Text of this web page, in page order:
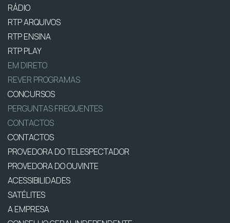
RÁDIO
RTP ARQUIVOS
RTP ENSINA
RTP PLAY
EM DIRETO
REVER PROGRAMAS
CONCURSOS
PERGUNTAS FREQUENTES
CONTACTOS
CONTACTOS
PROVEDORA DO TELESPECTADOR
PROVEDORA DO OUVINTE
ACESSIBILIDADES
SATÉLITES
A EMPRESA